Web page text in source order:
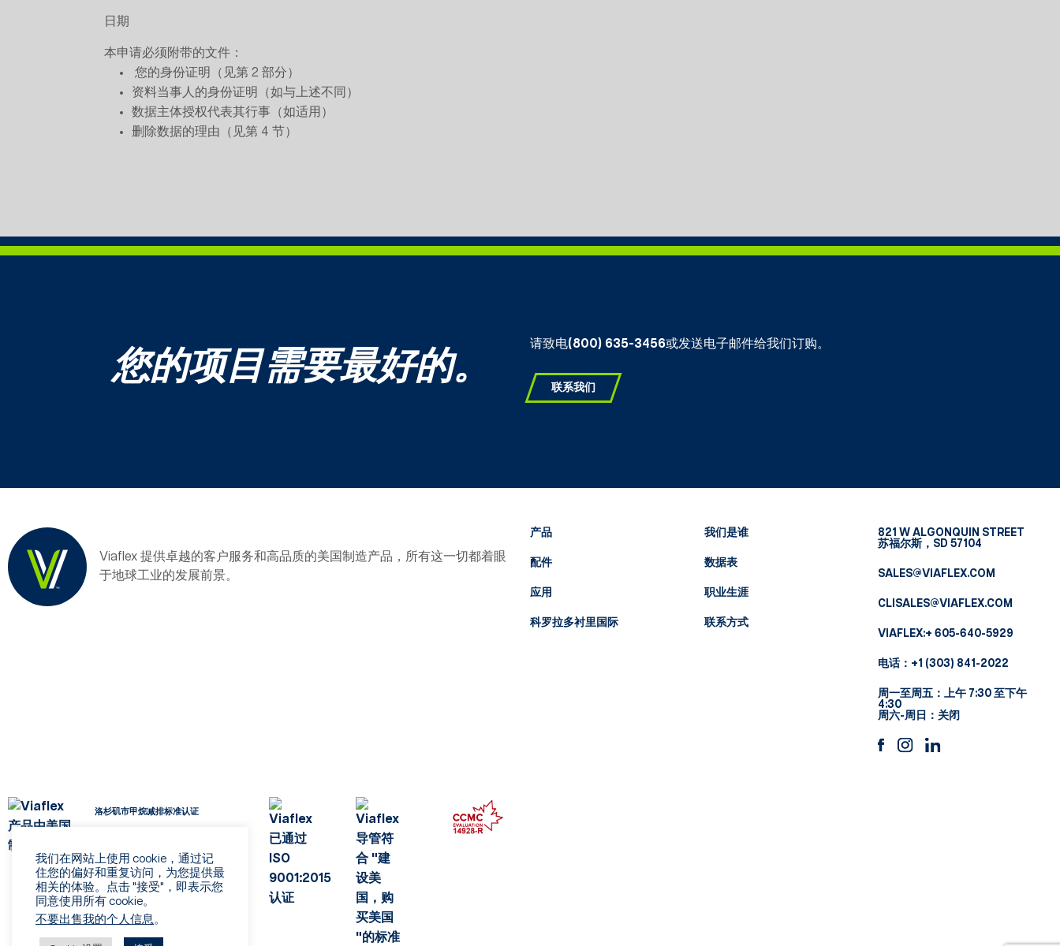
日期
本申请必须附带的文件：
您的身份证明（见第 2 部分）
资料当事人的身份证明（如与上述不同）
数据主体授权代表其行事（如适用）
删除数据的理由（见第 4 节）
您的项目需要最好的。
请致电(800) 635-3456或发送电子邮件给我们订购。
联系我们
Viaflex 提供卓越的客户服务和高品质的美国制造产品，所有这一切都着眼
于地球工业的发展前景。
产品
配件
应用
科罗拉多衬里国际
我们是谁
数据表
职业生涯
联系方式
821 W ALGONQUIN STREET
苏福尔斯，SD 57104
SALES@VIAFLEX.COM
CLISALES@VIAFLEX.COM
VIAFLEX:+ 605-640-5929
电话： +1 (303) 841-2022
周一至周五：上午 7:30 至下午
4:30
周六-周日：关闭
洛杉矶市甲烷减排标准认证
我们在网站上使用 cookie，通过记
住您的偏好和重复访问，为您提供最
相关的体验。点击 "接受"，即表示您
同意使用所有 cookie。
不要出售我的个人信息。